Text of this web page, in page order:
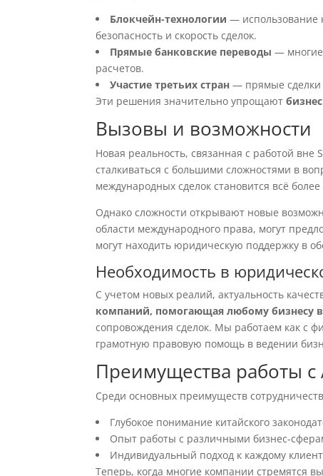
Блокчейн-технологии — использование
безопасность и скорость сделок.
Прямые банковские переводы — многие
расчетов.
Участие третьих стран — прямые сделки
Эти решения значительно упрощают
Вызовы и возможности
Новая реальность, связанная с работой
сталкиваться с большими сложностями в
международных сделок становится всё
Однако сложности открывают новые
области международного права, могут
могут находить юридическую поддержку в
Необходимость в
С учетом новых реалий, актуальность
компаний, помогающая любому бизнесу
сопровождения сделок. Мы работаем как с
грамотную правовую помощь в ведении
Преимущества работы с
Среди основных преимуществ
Глубокое понимание китайского
Опыт работы с различными бизнес-
Индивидуальный подход к каждому
Теперь, когда многие компании стремятся